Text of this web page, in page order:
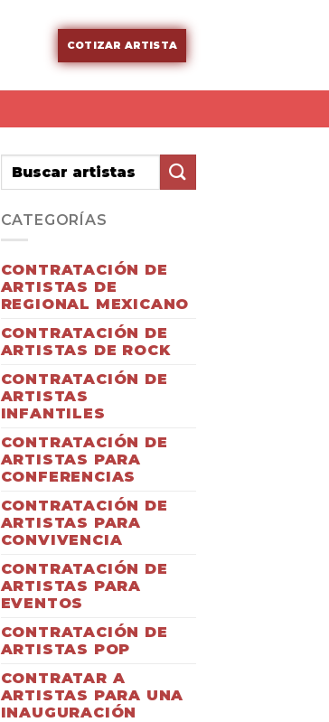
COTIZAR ARTISTA
CATEGORÍAS
CONTRATACIÓN DE
ARTISTAS DE
REGIONAL MEXICANO
CONTRATACIÓN DE
ARTISTAS DE ROCK
CONTRATACIÓN DE
ARTISTAS
INFANTILES
CONTRATACIÓN DE
ARTISTAS PARA
CONFERENCIAS
CONTRATACIÓN DE
ARTISTAS PARA
CONVIVENCIA
CONTRATACIÓN DE
ARTISTAS PARA
EVENTOS
CONTRATACIÓN DE
ARTISTAS POP
CONTRATAR A
ARTISTAS PARA UNA
INAUGURACIÓN